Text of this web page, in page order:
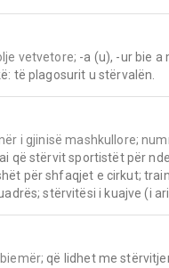
vetvetore; -a (u), -ur bie a
të plagosurit u stërvalën.
i gjinisë mashkullore;
për shfaqjet e cirkut;
stërvitësi i kuajve (i
që lidhet me